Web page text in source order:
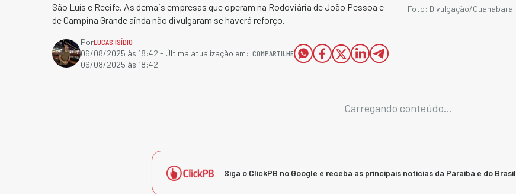
São Luís e Recife. As demais empresas que operam na Rodoviária de João Pessoa e
de Campina Grande ainda não divulgaram se haverá reforço.
PorLUCAS ISÍDIO
06/08/2025 às 18:42 - Última atualização em:
06/08/2025 às 18:42
COMPARTILHE
Foto: Divulgação/Guanabara
Carregando conteúdo...
Siga o ClickPB no Google e receba as principais notícias da Paraíba e do Brasil